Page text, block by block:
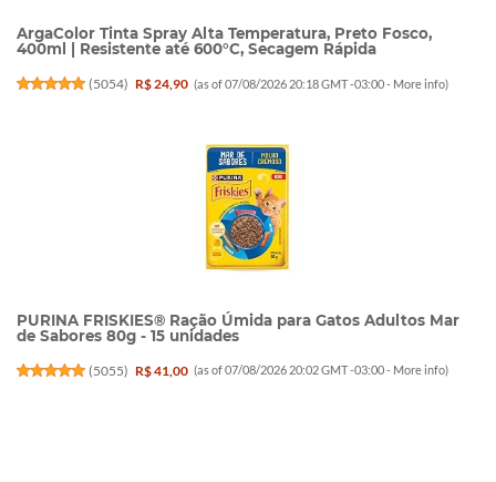
ArgaColor Tinta Spray Alta Temperatura, Preto Fosco,
400ml | Resistente até 600°C, Secagem Rápida
(5054) R$ 24,90 (as of 07/08/2026 20:18 GMT -03:00 - More info)
PURINA FRISKIES® Ração Úmida para Gatos Adultos Mar
de Sabores 80g - 15 unidades
(5055) R$ 41,00 (as of 07/08/2026 20:02 GMT -03:00 - More info)